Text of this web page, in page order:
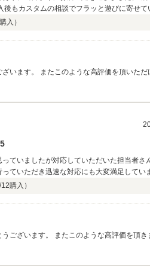
もカスタムの相談でフラッと遊びに寄せて
良く、何度でもお世話になりたいと思えるお店です。 それから、アバルト最高です！
購入）
います。 またこのような高評価を頂いただ
5
ていましたが対応していただいた担当者さ
ていただき迅速な対応にも大変満足してい
おもう店舗さんです。
購入）
ございます。 またこのような高評価を頂き